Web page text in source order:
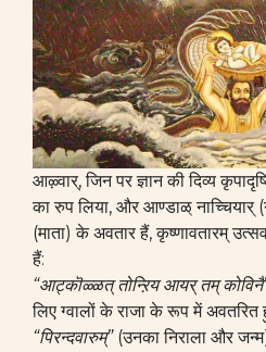
आऴ्वार्, जिन पर ज्ञान की दिव्य
का रुप लिया, और आण्डाळ् नाच्चियार्
(माता) के अवतार हैं, कृष्णावतारम्
हैं:
“आट्कॊळ्ळत् तोन्ऱिय आयर् तम्
लिए ग्वालों के राजा के रूप में अवतरित
“पिरन्दवारुम्”(उनका निराला और